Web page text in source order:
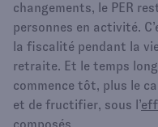
changements, le PER
personnes en activité.
la fiscalité pendant la
retraite. Et le temps
commence tôt, plus le
et de fructifier, sous l’